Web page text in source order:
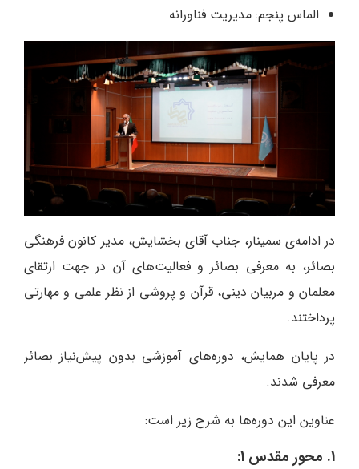
الماس پنجم: مدیریت فناورانه
در ادامه‌ی سمینار، جناب آقای بخشایش، مدیر کانون فرهنگی
بصائر، به معرفی بصائر و فعالیت‌های آن در جهت ارتقای
معلمان و مربیان دینی، قرآن و پروشی از نظر علمی و مهارتی
پرداختند.
در پایان همایش، دوره‌های آموزشی بدون پیش‌نیاز بصائر
معرفی شدند.
عناوین این دوره‌ها به شرح زیر است:
1. محور مقدس 1: